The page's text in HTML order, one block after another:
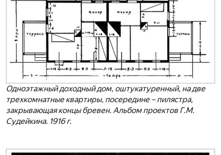
Одноэтажный доходный дом, оштукатуренный, на две
трехкомнатные квартиры, посередине – пилястра,
закрывающая концы бревен. Альбом проектов Г.М.
Судейкина. 1916 г.